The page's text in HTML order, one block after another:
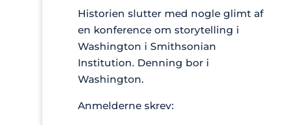
Historien slutter med nogle glimt af
en konference om storytelling i
Washington i Smithsonian
Institution. Denning bor i
Washington.
Anmelderne skrev: